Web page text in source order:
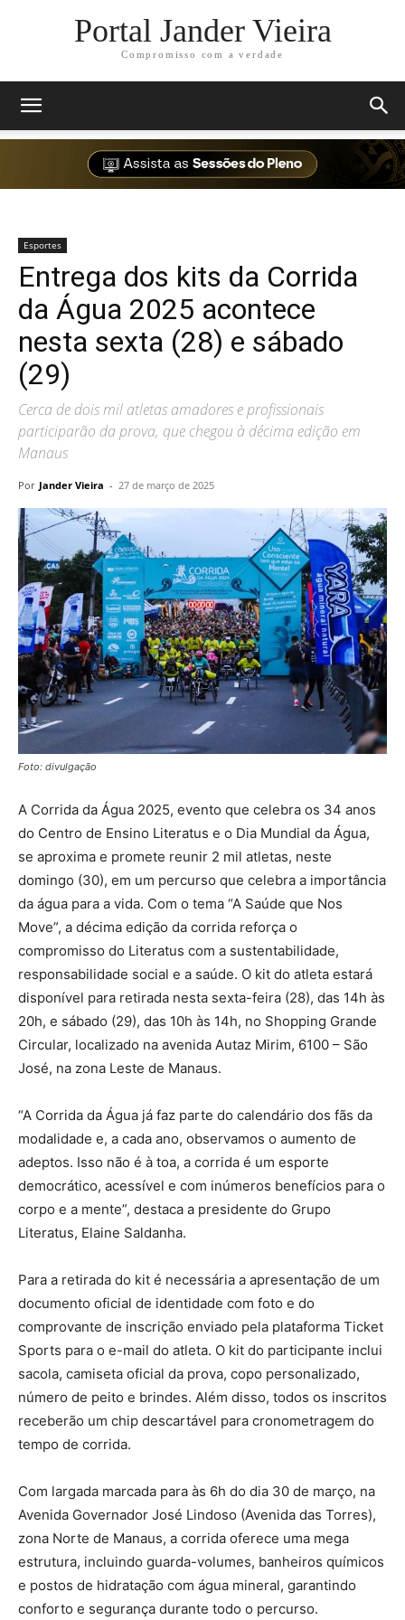
Portal Jander Vieira
Compromisso com a verdade
Esportes
Entrega dos kits da Corrida
da Água 2025 acontece
nesta sexta (28) e sábado
(29)
Cerca de dois mil atletas amadores e profissionais
participarão da prova, que chegou à décima edição em
Manaus
Por Jander Vieira - 27 de março de 2025
Foto: divulgação
A Corrida da Água 2025, evento que celebra os 34 anos
do Centro de Ensino Literatus e o Dia Mundial da Água,
se aproxima e promete reunir 2 mil atletas, neste
domingo (30), em um percurso que celebra a importância
da água para a vida. Com o tema “A Saúde que Nos
Move”, a décima edição da corrida reforça o
compromisso do Literatus com a sustentabilidade,
responsabilidade social e a saúde. O kit do atleta estará
disponível para retirada nesta sexta-feira (28), das 14h às
20h, e sábado (29), das 10h às 14h, no Shopping Grande
Circular, localizado na avenida Autaz Mirim, 6100 – São
José, na zona Leste de Manaus.
“A Corrida da Água já faz parte do calendário dos fãs da
modalidade e, a cada ano, observamos o aumento de
adeptos. Isso não é à toa, a corrida é um esporte
democrático, acessível e com inúmeros benefícios para o
corpo e a mente”, destaca a presidente do Grupo
Literatus, Elaine Saldanha.
Para a retirada do kit é necessária a apresentação de um
documento oficial de identidade com foto e do
comprovante de inscrição enviado pela plataforma Ticket
Sports para o e-mail do atleta. O kit do participante inclui
sacola, camiseta oficial da prova, copo personalizado,
número de peito e brindes. Além disso, todos os inscritos
receberão um chip descartável para cronometragem do
tempo de corrida.
Com largada marcada para às 6h do dia 30 de março, na
Avenida Governador José Lindoso (Avenida das Torres),
zona Norte de Manaus, a corrida oferece uma mega
estrutura, incluindo guarda-volumes, banheiros químicos
e postos de hidratação com água mineral, garantindo
conforto e segurança durante todo o percurso.